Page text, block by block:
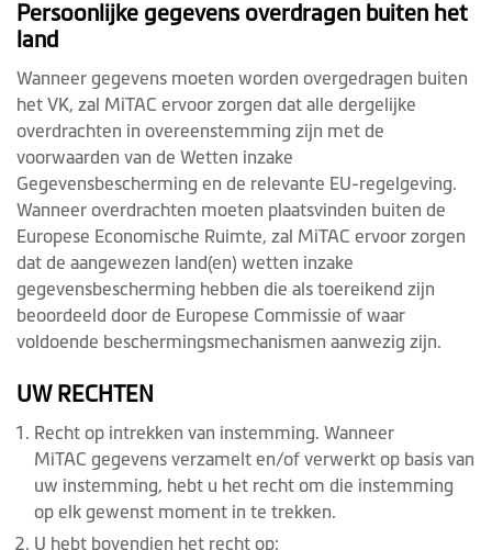
Persoonlijke gegevens overdragen buiten het
land
Wanneer gegevens moeten worden overgedragen buiten
het VK, zal MiTAC ervoor zorgen dat alle dergelijke
overdrachten in overeenstemming zijn met de
voorwaarden van de Wetten inzake
Gegevensbescherming en de relevante EU-regelgeving.
Wanneer overdrachten moeten plaatsvinden buiten de
Europese Economische Ruimte, zal MiTAC ervoor zorgen
dat de aangewezen land(en) wetten inzake
gegevensbescherming hebben die als toereikend zijn
beoordeeld door de Europese Commissie of waar
voldoende beschermingsmechanismen aanwezig zijn.
UW RECHTEN
Recht op intrekken van instemming. Wanneer
MiTAC gegevens verzamelt en/of verwerkt op basis van
uw instemming, hebt u het recht om die instemming
op elk gewenst moment in te trekken.
U hebt bovendien het recht op: